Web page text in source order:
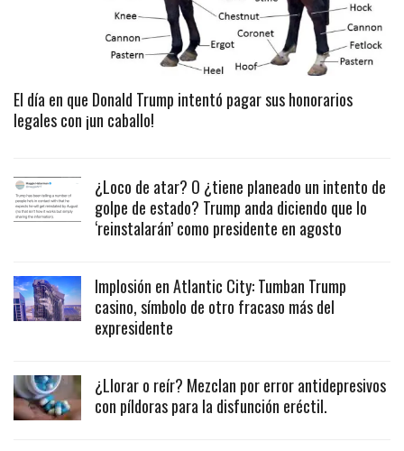
El día en que Donald Trump intentó pagar sus honorarios
legales con ¡un caballo!
¿Loco de atar? O ¿tiene planeado un intento de
golpe de estado? Trump anda diciendo que lo
‘reinstalarán’ como presidente en agosto
Implosión en Atlantic City: Tumban Trump
casino, símbolo de otro fracaso más del
expresidente
¿Llorar o reír? Mezclan por error antidepresivos
con píldoras para la disfunción eréctil.